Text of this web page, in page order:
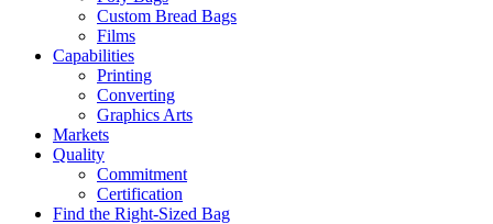
Custom Bread Bags
Films
Capabilities
Printing
Converting
Graphics Arts
Markets
Quality
Commitment
Certification
Find the Right-Sized Bag